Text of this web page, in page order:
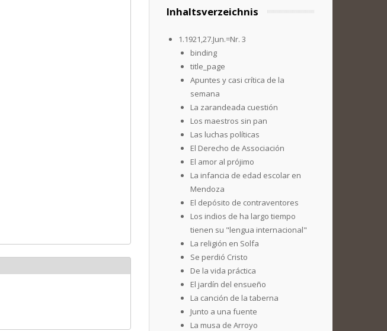
Inhaltsverzeichnis
1.1921,27.Jun.=Nr. 3
binding
title_page
Apuntes y casi crítica de la
semana
La zarandeada cuestión
Los maestros sin pan
Las luchas políticas
El Derecho de Associación
El amor al prójimo
La infancia de edad escolar en
Mendoza
El depósito de contraventores
Los indios de ha largo tiempo
tienen su "lengua internacional"
La religión en Solfa
Se perdió Cristo
De la vida práctica
El jardín del ensueño
La canción de la taberna
Junto a una fuente
La musa de Arroyo